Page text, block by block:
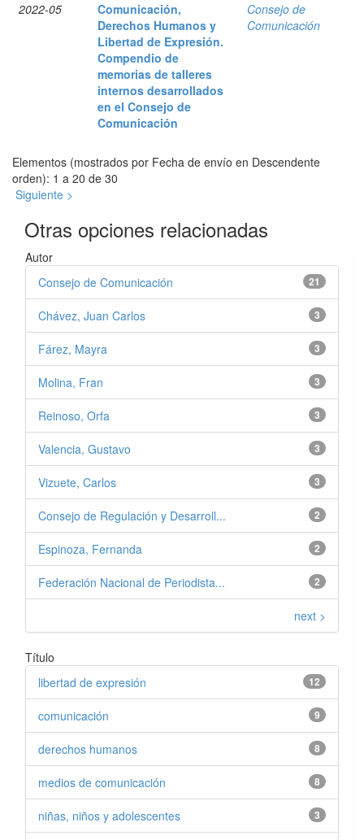
2022-05
Comunicación,
Derechos Humanos y
Libertad de Expresión.
Compendio de
memorias de talleres
internos desarrollados
en el Consejo de
Comunicación
Consejo de
Comunicación
Elementos (mostrados por Fecha de envío en Descendente
orden): 1 a 20 de 30
Siguiente >
Otras opciones relacionadas
Autor
21
Consejo de Comunicación
3
Chávez, Juan Carlos
3
Fárez, Mayra
3
Molina, Fran
3
Reinoso, Orfa
3
Valencia, Gustavo
3
Vizuete, Carlos
2
Consejo de Regulación y Desarroll...
2
Espinoza, Fernanda
2
Federación Nacional de Periodista...
next >
Título
12
libertad de expresión
9
comunicación
8
derechos humanos
8
medios de comunicación
3
niñas, niños y adolescentes